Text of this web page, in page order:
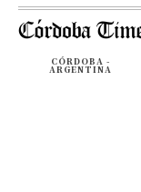
CÓRDOBA -
ARGENTINA